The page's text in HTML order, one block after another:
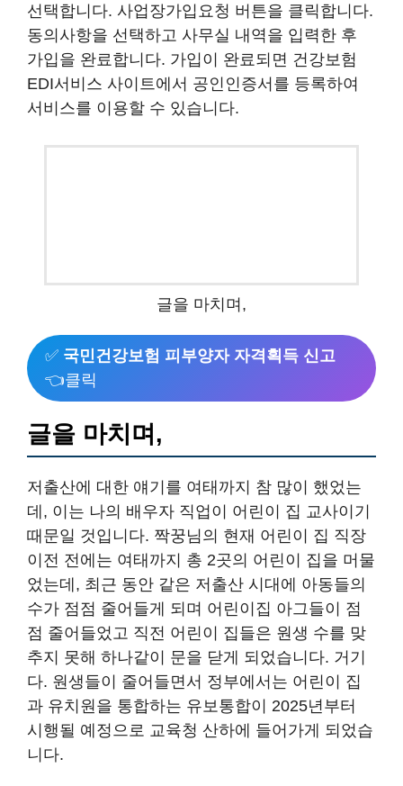
글을 마치며,
✅국민건강보험 피부양자 자격획득 신고
👈클릭
때문일 것입니다. 짝꿍님의 현재 어린이 집 직장
었는데, 최근 동안 같은 저출산 시대에 아동들의
수가 점점 줄어들게 되며 어린이집 아그들이 점
점 줄어들었고 직전 어린이 집들은 원생 수를 맞
추지 못해 하나같이 문을 닫게 되었습니다. 거기
다. 원생들이 줄어들면서 정부에서는 어린이 집
시행될 예정으로 교육청 산하에 들어가게 되었습
니다.
이는 비단 어린이 집뿐 아니라. 초중고등학교를
비롯하여 여러 대학들이 학생들이 부족하여 문을
닫고 있는 추세이니 뭐. 교사를 줄이기 위해 매년
마다. 이 같은 사달이 나고 있습니다. 어쨌거나 올
해 아이가 생기면서 주위에서 임신 초기에는 늘
조심해야 하고 누워만 있어야 한다는 얘기들을
자주 해줬습니다.
건강보험 웹 EDI 서비스 접속하